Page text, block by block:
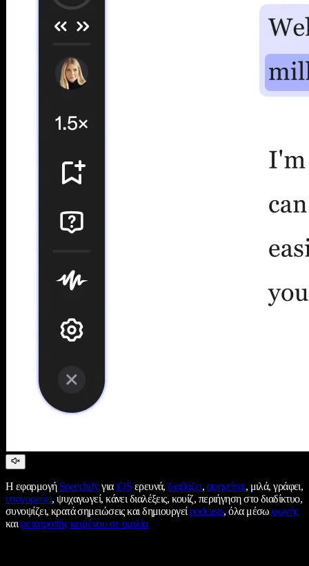
Η εφαρμογή SpeechifyγιαiOS ερευνά,διαβάζει, αφηγείται, μιλά, γράφει,
υπαγορεύει, ψυχαγωγεί, κάνει διαλέξεις, κουίζ, περιήγηση στο διαδίκτυο,
συνοψίζει, κρατά σημειώσεις και δημιουργείpodcasts, όλα μέσωφωνής
καιμετατροπής κειμένου σε ομιλία